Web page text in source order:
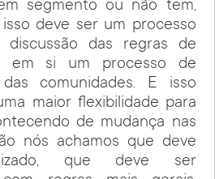
segmento ou não tem,
deve ser um processo
das regras de
em si um processo de
comunidades. E isso
maior flexibilidade para
de mudança nas
nós achamos que deve
que deve ser